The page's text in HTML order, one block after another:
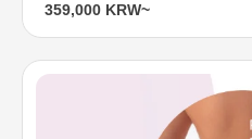
359,000 KRW~